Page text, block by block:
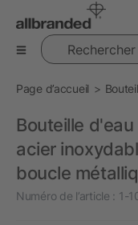
Rechercher des
Page d’accueil
Bouteille
acier
boucle
Numéro de l’article : 1-